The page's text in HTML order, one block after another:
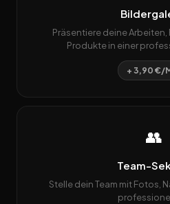
Präsentiere deine
Produkte in einer
+ 3,90 €/
👥
Team-
Stelle dein Team mit Fotos,